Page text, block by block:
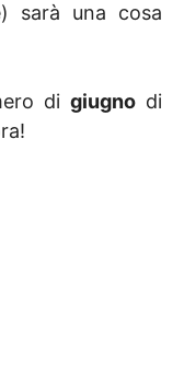
sarà una cosa
di giugnodi